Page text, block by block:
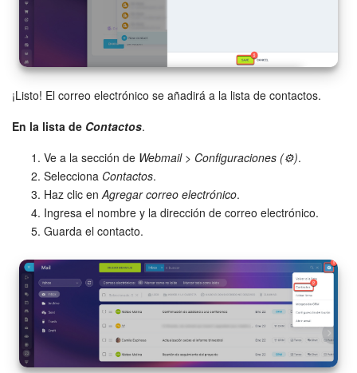
¡Listo! El correo electrónico se añadirá a la lista de contactos.
En la lista de Contactos.
Ve a la sección de Webmail> Configuraciones (⚙️).
Selecciona Contactos.
Haz clic enAgregar correo electrónico.
Ingresa el nombre y la dirección de correo electrónico.
Guarda el contacto.